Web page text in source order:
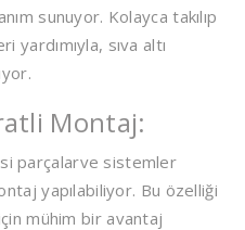
sunuyor. Kolayca takılıp
yardımıyla, sıva altı
Montaj:
parçalarve sistemler
yapılabiliyor. Bu özelliği
mühim bir avantaj